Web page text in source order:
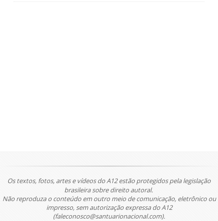
Os textos, fotos, artes e vídeos do A12 estão protegidos pela legislação
brasileira sobre direito autoral.
Não reproduza o conteúdo em outro meio de comunicação, eletrônico ou
impresso, sem autorização expressa do A12
(faleconosco@santuarionacional.com).